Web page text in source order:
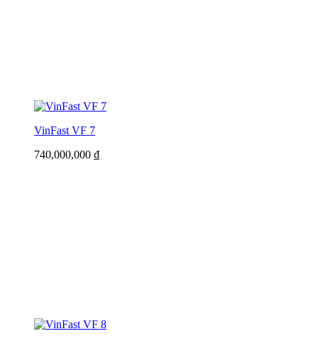
VinFast VF 7
740,000,000 ₫